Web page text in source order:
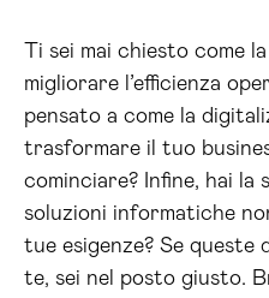
Ti sei mai chiesto come
migliorare l’efficienza
pensato a come la
trasformare il tuo
cominciare? Infine, hai la
soluzioni informatiche
tue esigenze? Se queste
te, sei nel posto giusto.